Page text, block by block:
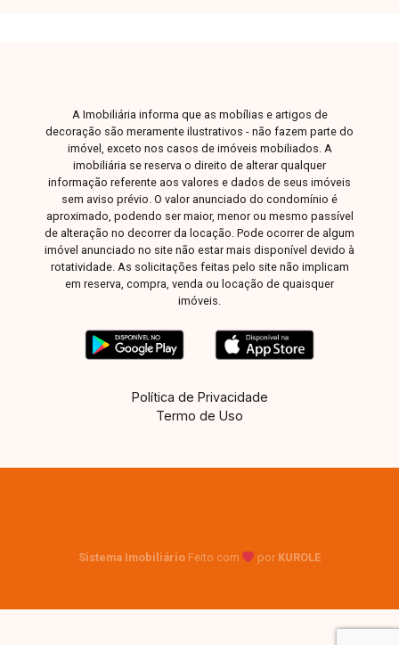
A Imobiliária informa que as mobílias e artigos de
decoração são meramente ilustrativos - não fazem parte do
imóvel, exceto nos casos de imóveis mobiliados. A
imobiliária se reserva o direito de alterar qualquer
informação referente aos valores e dados de seus imóveis
sem aviso prévio. O valor anunciado do condomínio é
aproximado, podendo ser maior, menor ou mesmo passível
de alteração no decorrer da locação. Pode ocorrer de algum
imóvel anunciado no site não estar mais disponível devido à
rotatividade. As solicitações feitas pelo site não implicam
em reserva, compra, venda ou locação de quaisquer
imóveis.
Política de Privacidade
Termo de Uso
Sistema Imobiliário Feito com por KUROLE